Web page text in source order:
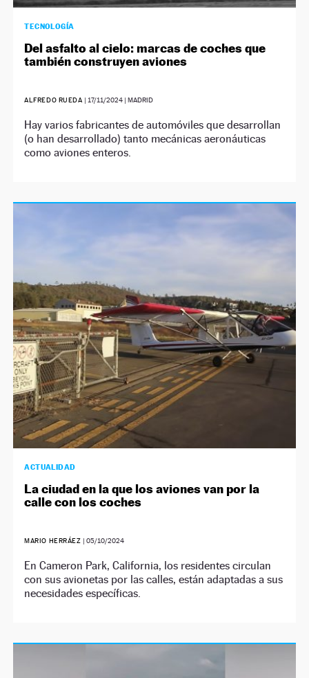
TECNOLOGÍA
Del asfalto al cielo: marcas de coches que
también construyen aviones
ALFREDO RUEDA | 17/11/2024| MADRID
Hay varios fabricantes de automóviles que desarrollan
(o han desarrollado) tanto mecánicas aeronáuticas
como aviones enteros.
ACTUALIDAD
La ciudad en la que los aviones van por la
calle con los coches
MARIO HERRÁEZ | 05/10/2024
En Cameron Park, California, los residentes circulan
con sus avionetas por las calles, están adaptadas a sus
necesidades específicas.